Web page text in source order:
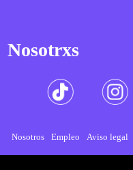
Nosotrxs
Nosotros Empleo Aviso legal